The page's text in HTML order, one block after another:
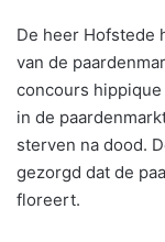
De heer Hofstede
van de
concours
in de
sterven na dood.
gezorgd dat de
floreert.